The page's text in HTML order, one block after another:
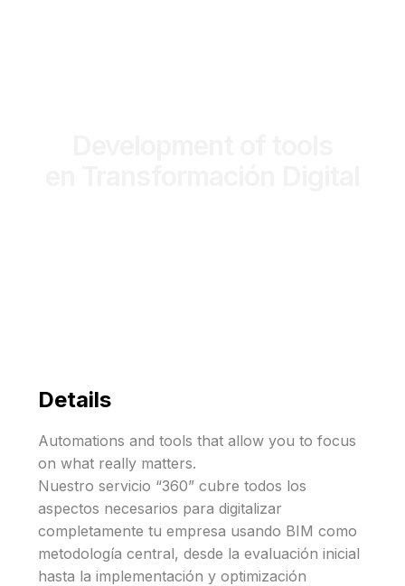
Details
Automations and tools that allow you to focus
on what really matters.
Nuestro servicio “360” cubre todos los
aspectos necesarios para digitalizar
completamente tu empresa usando BIM como
metodología central, desde la evaluación inicial
hasta la implementación y optimización